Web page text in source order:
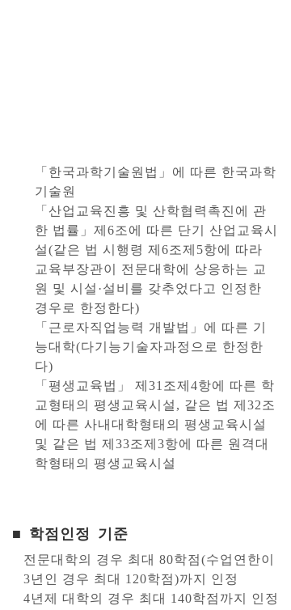
「한국과학기술원법」에 따른 한국과학
기술원
「산업교육진흥 및 산학협력촉진에 관
한 법률」제6조에 따른 단기 산업교육시
설(같은 법 시행령 제6조제5항에 따라
교육부장관이 전문대학에 상응하는 교
원 및 시설·설비를 갖추었다고 인정한
경우로 한정한다)
「근로자직업능력 개발법」에 따른 기
능대학(다기능기술자과정으로 한정한
다)
「평생교육법」 제31조제4항에 따른 학
교형태의 평생교육시설, 같은 법 제32조
에 따른 사내대학형태의 평생교육시설
및 같은 법 제33조제3항에 따른 원격대
학형태의 평생교육시설
■ 학점인정 기준
전문대학의 경우 최대 80학점(수업연한이
3년인 경우 최대 120학점)까지 인정
4년제 대학의 경우 최대 140학점까지 인정